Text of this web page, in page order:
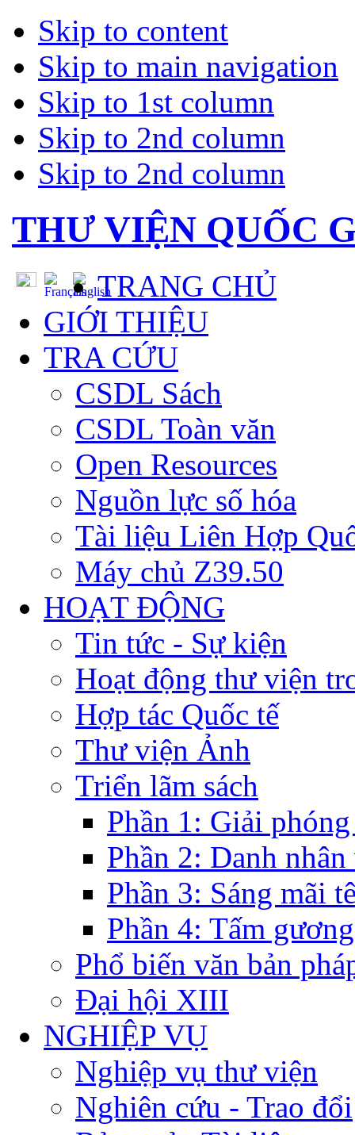
Skip to content
Skip to main navigation
Skip to 1st column
Skip to 2nd column
Skip to 2nd column
THƯ VIỆN QUỐC
TRANG CHỦ
GIỚI THIỆU
TRA CỨU
CSDL Sách
CSDL Toàn văn
Open Resources
Nguồn lực số hóa
Tài liệu Liên Hợp
Máy chủ Z39.50
HOẠT ĐỘNG
Tin tức - Sự kiện
Hoạt động thư viện
Hợp tác Quốc tế
Thư viện Ảnh
Triển lãm sách
Phần 1: Giải
Phần 2: Danh nhân
Phần 3: Sáng mãi
Phần 4: Tấm
Phổ biến văn bản
Đại hội XIII
NGHIỆP VỤ
Nghiệp vụ thư viện
Nghiên cứu - Trao đổi